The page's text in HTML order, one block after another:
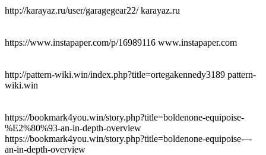
http://karayaz.ru/user/garagegear22/ karayaz.ru
https://www.instapaper.com/p/16989116 www.instapaper.com
http://pattern-wiki.win/index.php?title=ortegakennedy3189 pattern-
wiki.win
https://bookmark4you.win/story.php?title=boldenone-equipoise-
%E2%80%93-an-in-depth-overview
https://bookmark4you.win/story.php?title=boldenone-equipoise-–-
an-in-depth-overview